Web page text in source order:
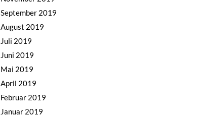
September 2019
August 2019
Juli 2019
Juni 2019
Mai 2019
April 2019
Februar 2019
Januar 2019